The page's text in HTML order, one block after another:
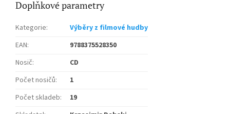
Doplňkové parametry
Kategorie:
Výběry z filmové hudby
EAN:
9788375528350
Nosič:
CD
Počet nosičů:
1
Počet skladeb:
19